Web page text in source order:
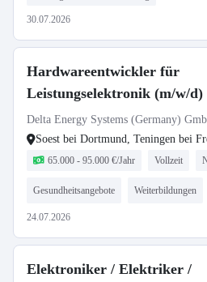
30.07.2026
Hardwareentwickler für
Leistungselektronik (m/w/d)
Delta Energy Systems (Germany)
Soest bei Dortmund, Teningen bei
65.000 - 95.000 €/Jahr Vollzeit
Gesundheitsangebote Weiterbildungen
24.07.2026
Elektroniker / Elektriker /